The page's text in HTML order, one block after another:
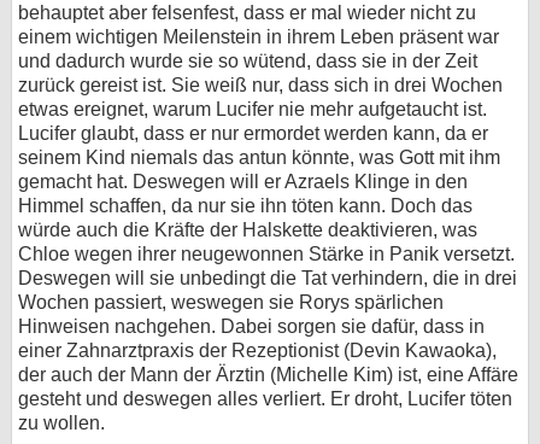
behauptet aber felsenfest, dass er mal wieder nicht zu
einem wichtigen Meilenstein in ihrem Leben präsent war
und dadurch wurde sie so wütend, dass sie in der Zeit
zurück gereist ist. Sie weiß nur, dass sich in drei Wochen
etwas ereignet, warum Lucifer nie mehr aufgetaucht ist.
Lucifer glaubt, dass er nur ermordet werden kann, da er
seinem Kind niemals das antun könnte, was Gott mit ihm
gemacht hat. Deswegen will er Azraels Klinge in den
Himmel schaffen, da nur sie ihn töten kann. Doch das
würde auch die Kräfte der Halskette deaktivieren, was
Chloe wegen ihrer neugewonnen Stärke in Panik versetzt.
Deswegen will sie unbedingt die Tat verhindern, die in drei
Wochen passiert, weswegen sie Rorys spärlichen
Hinweisen nachgehen. Dabei sorgen sie dafür, dass in
einer Zahnarztpraxis der Rezeptionist (Devin Kawaoka),
der auch der Mann der Ärztin (Michelle Kim) ist, eine Affäre
gesteht und deswegen alles verliert. Er droht, Lucifer töten
zu wollen.